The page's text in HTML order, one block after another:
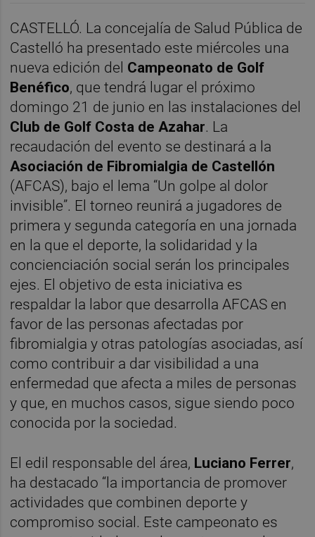
CASTELLÓ. La concejalía de Salud Pública de
Castelló ha presentado este miércoles una
nueva edición del Campeonato de Golf
Benéfico, que tendrá lugar el próximo
domingo 21 de junio en las instalaciones del
Club de Golf Costa de Azahar. La
recaudación del evento se destinará a la
Asociación de Fibromialgia de Castellón
(AFCAS), bajo el lema “Un golpe al dolor
invisible”. El torneo reunirá a jugadores de
primera y segunda categoría en una jornada
en la que el deporte, la solidaridad y la
concienciación social serán los principales
ejes. El objetivo de esta iniciativa es
respaldar la labor que desarrolla AFCAS en
favor de las personas afectadas por
fibromialgia y otras patologías asociadas, así
como contribuir a dar visibilidad a una
enfermedad que afecta a miles de personas
y que, en muchos casos, sigue siendo poco
conocida por la sociedad.
El edil responsable del área, Luciano Ferrer,
ha destacado “la importancia de promover
actividades que combinen deporte y
compromiso social. Este campeonato es